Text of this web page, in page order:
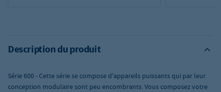
Description du produit
Série 600 - Cette série se compose d'appareils puissants qui par leur
conception modulaire sont peu encombrants. Vous composez votre